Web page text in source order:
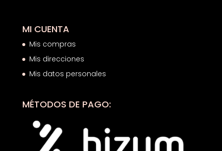
MI CUENTA
Mis compras
Mis direcciones
Mis datos personales
MÉTODOS DE PAGO: